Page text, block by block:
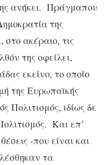
ανήκει. Πράγμαπου
της
στο ακέραιο, τις
της οφείλει,
εκείνο, το οποίο
της Ευρωπαϊκής
Πολιτισμός, ιδίως δε
Και επ’
-που είναι και
τα